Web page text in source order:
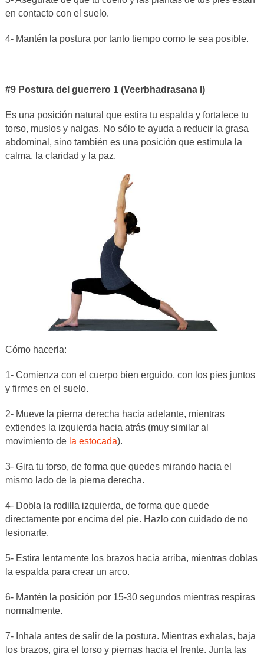
en contacto con el suelo.
4- Mantén la postura por tanto tiempo como te sea posible.
#9 Postura del guerrero 1 (Veerbhadrasana I)
Es una posición natural que estira tu espalda y fortalece tu
torso, muslos y nalgas. No sólo te ayuda a reducir la grasa
abdominal, sino también es una posición que estimula la
calma, la claridad y la paz.
Cómo hacerla:
1- Comienza con el cuerpo bien erguido, con los pies juntos
y firmes en el suelo.
2- Mueve la pierna derecha hacia adelante, mientras
extiendes la izquierda hacia atrás (muy similar al
movimiento de la estocada).
3- Gira tu torso, de forma que quedes mirando hacia el
mismo lado de la pierna derecha.
4- Dobla la rodilla izquierda, de forma que quede
directamente por encima del pie. Hazlo con cuidado de no
lesionarte.
5- Estira lentamente los brazos hacia arriba, mientras doblas
la espalda para crear un arco.
6- Mantén la posición por 15-30 segundos mientras respiras
normalmente.
7- Inhala antes de salir de la postura. Mientras exhalas, baja
los brazos, gira el torso y piernas hacia el frente. Junta las